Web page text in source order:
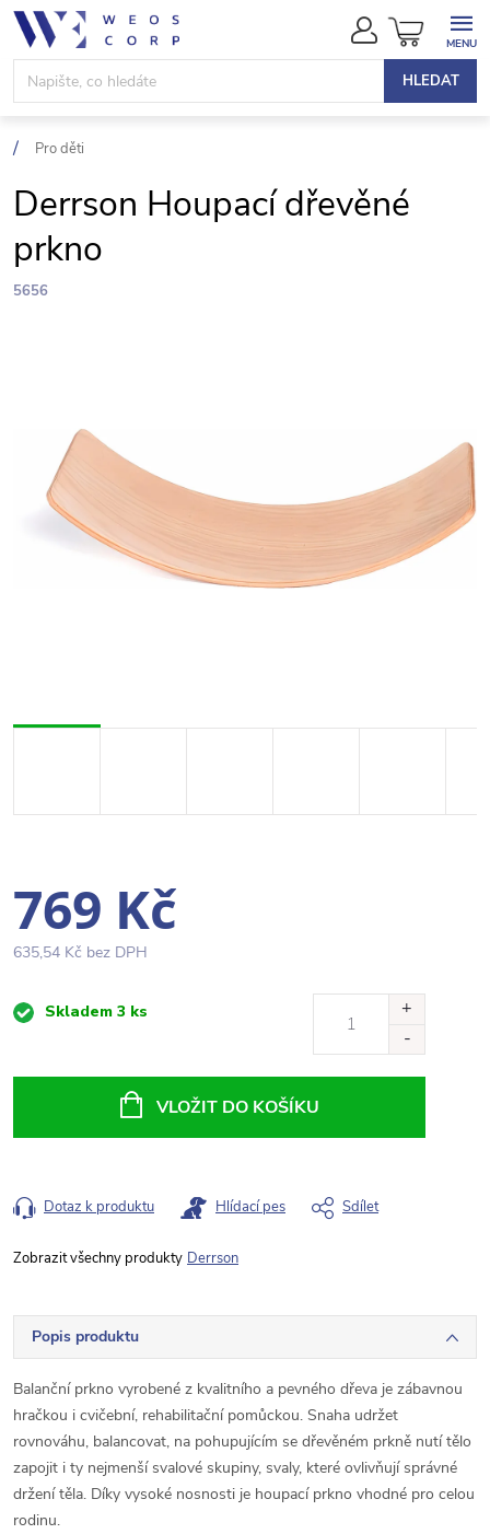
Přejít
obsah
HLEDAT
NÁKUPNÍ
KOŠÍK
Pro děti
Derrson Houpací dřevěné
prkno
5656
769 Kč
635,54 Kč bez DPH
MěrnáSkladem 3 ks
VLOŽIT DO KOŠÍKU
Dotaz k produktu Hlídací pes Sdílet
Derrson
Popis produktu
Balanční prkno vyrobené z kvalitního a pevného dřeva je zábavnou
hračkou i cvičební, rehabilitační pomůckou. Snaha udržet
rovnováhu, balancovat, na pohupujícím se dřevěném prkně nutí tělo
zapojit i ty nejmenší svalové skupiny, svaly, které ovlivňují správné
držení těla. Díky vysoké nosnosti je houpací prkno vhodné pro celou
rodinu.